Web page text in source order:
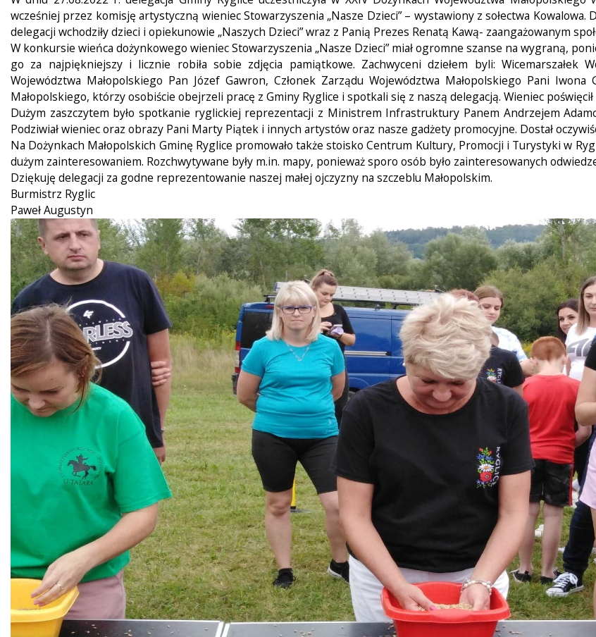
wcześniej przez komisję artystyczną wieniec Stowarzyszenia „Nasze Dzieci” – wystawiony z sołectwa Kowalowa.
delegacji wchodziły dzieci i opiekunowie „Naszych Dzieci” wraz z Panią Prezes Renatą Kawą- zaangażowanym
W konkursie wieńca dożynkowego wieniec Stowarzyszenia „Nasze Dzieci” miał ogromne szanse na wygraną,
go za najpiękniejszy i licznie robiła sobie zdjęcia pamiątkowe. Zachwyceni dziełem byli: Wicemarszałek
Województwa Małopolskiego Pan Józef Gawron, Członek Zarządu Województwa Małopolskiego Pani
Małopolskiego, którzy osobiście obejrzeli pracę z Gminy Ryglice i spotkali się z naszą delegacją. Wieniec
Dużym zaszczytem było spotkanie ryglickiej reprezentacji z Ministrem Infrastruktury Panem Andrzejem
Podziwiał wieniec oraz obrazy Pani Marty Piątek i innych artystów oraz nasze gadżety promocyjne. Dostał
Na Dożynkach Małopolskich Gminę Ryglice promowało także stoisko Centrum Kultury, Promocji i Turystyki w
dużym zainteresowaniem. Rozchwytywane były m.in. mapy, ponieważ sporo osób było zainteresowanych
Dziękuję delegacji za godne reprezentowanie naszej małej ojczyzny na szczeblu Małopolskim.
Burmistrz Ryglic
Paweł Augustyn